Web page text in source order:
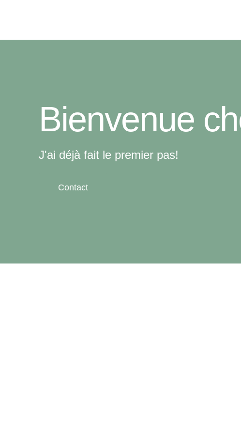
Bienvenue
J'ai déjà fait le premier pas!
Contact